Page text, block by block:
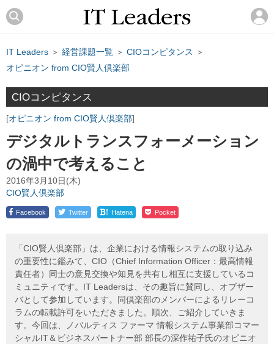
IT Leaders ＞ 経営課題一覧 ＞ CIOコンピタンス ＞
オピニオン from CIO賢人倶楽部
CIOコンピタンス
オピニオン from CIO賢人倶楽部
デジタルトランスフォーメーション
の渦中で考えること
2016年3月10日(木)
CIO賢人倶楽部
Facebook Twitter ! Hatena Pocket
「CIO賢人倶楽部」は、企業における情報システムの取り込み
の重要性に鑑みて、CIO（Chief Information Officer：最高情報
責任者）同士の意見交換や知見を共有し相互に支援しているコ
ミュニティです。IT Leadersは、その趣旨に賛同し、オブザー
バとして参加しています。同倶楽部のメンバーによるリレーコ
ラムの転載許可をいただきました。順次、ご紹介していきま
す。今回は、ノバルティス ファーマ 情報システム事業部コマー
シャルIT＆ビジネスパートナー部 部長の深作祐子氏のオピニオ